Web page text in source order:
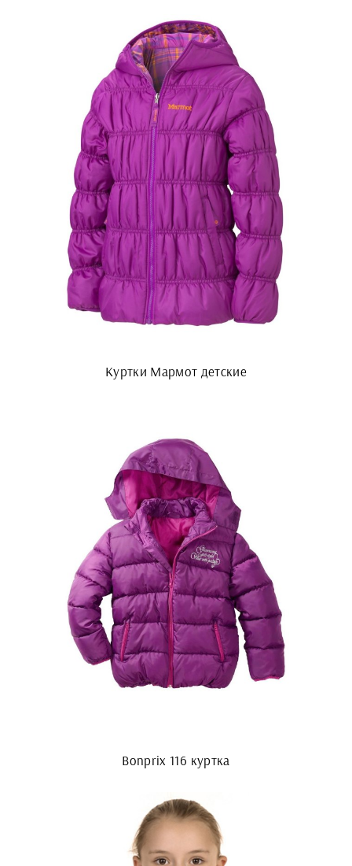
Куртки Мармот детские
Bonprix 116 куртка